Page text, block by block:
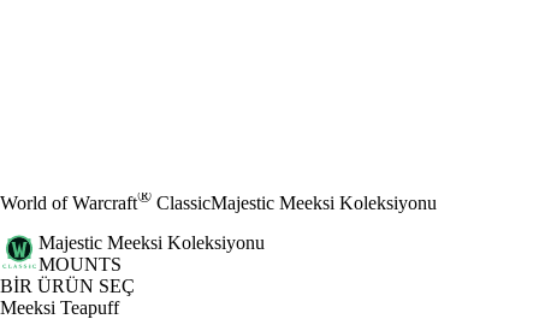
World of Warcraft® ClassicMajestic Meeksi Koleksiyonu
Majestic Meeksi Koleksiyonu
MOUNTS
BİR ÜRÜN SEÇ
Meeksi Teapuff